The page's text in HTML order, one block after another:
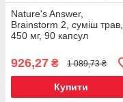
Nature's Answer,
Brainstorm 2, суміш трав,
450 мг, 90 капсул
926,27 ₴ 1 089,73 ₴
Купити